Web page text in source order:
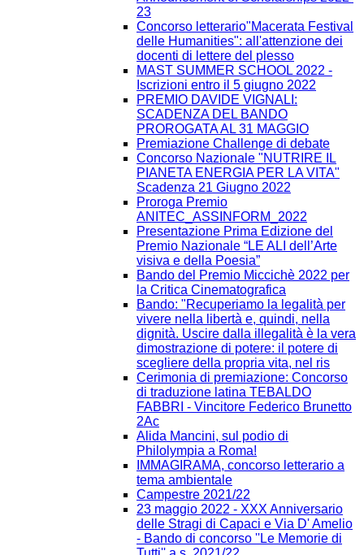
23
Concorso letterario"Macerata Festival
delle Humanities": all'attenzione dei
docenti di lettere del plesso
MAST SUMMER SCHOOL 2022 -
Iscrizioni entro il 5 giugno 2022
PREMIO DAVIDE VIGNALI:
SCADENZA DEL BANDO
PROROGATA AL 31 MAGGIO
Premiazione Challenge di debate
Concorso Nazionale "NUTRIRE IL
PIANETA ENERGIA PER LA VITA"
Scadenza 21 Giugno 2022
Proroga Premio
ANITEC_ASSINFORM_2022
Presentazione Prima Edizione del
Premio Nazionale “LE ALI dell’Arte
visiva e della Poesia”
Bando del Premio Miccichè 2022 per
la Critica Cinematografica
Bando: "Recuperiamo la legalità per
vivere nella libertà e, quindi, nella
dignità. Uscire dalla illegalità è la vera
dimostrazione di potere: il potere di
scegliere della propria vita, nel ris
Cerimonia di premiazione: Concorso
di traduzione latina TEBALDO
FABBRI - Vincitore Federico Brunetto
2Ac
Alida Mancini, sul podio di
Philolympia a Roma!
IMMAGIRAMA, concorso letterario a
tema ambientale
Campestre 2021/22
23 maggio 2022 - XXX Anniversario
delle Stragi di Capaci e Via D' Amelio
- Bando di concorso ''Le Memorie di